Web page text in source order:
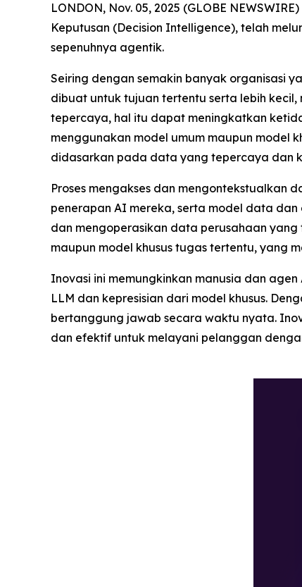
LONDON, Nov. 05, 2025 (GLOBE
Keputusan (Decision Intelligence), telah
sepenuhnya agentik.
Seiring dengan semakin banyak organisasi
dibuat untuk tujuan tertentu serta lebih
tepercaya, hal itu dapat meningkatkan
menggunakan model umum maupun model
didasarkan pada data yang tepercaya dan
Proses mengakses dan mengontekstualkan
penerapan AI mereka, serta model data
dan mengoperasikan data perusahaan
maupun model khusus tugas tertentu, yang
Inovasi ini memungkinkan manusia dan
LLM dan kepresisian dari model khusus.
bertanggung jawab secara waktu nyata.
dan efektif untuk melayani pelanggan